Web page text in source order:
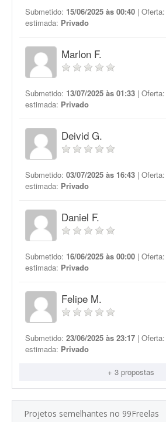
Submetido: 15/06/2025 às 00:40 | Oferta:
estimada: Privado
Marlon F.
Submetido: 13/07/2025 às 01:33 | Oferta:
estimada: Privado
Deivid G.
Submetido: 03/07/2025 às 16:43 | Oferta:
estimada: Privado
Daniel F.
Submetido: 16/06/2025 às 00:00 | Oferta:
estimada: Privado
Felipe M.
Submetido: 23/06/2025 às 23:17 | Oferta:
estimada: Privado
+ 3 propostas
Projetos semelhantes no 99Freelas